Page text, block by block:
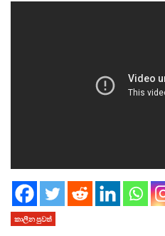
කාලීන පුවත්